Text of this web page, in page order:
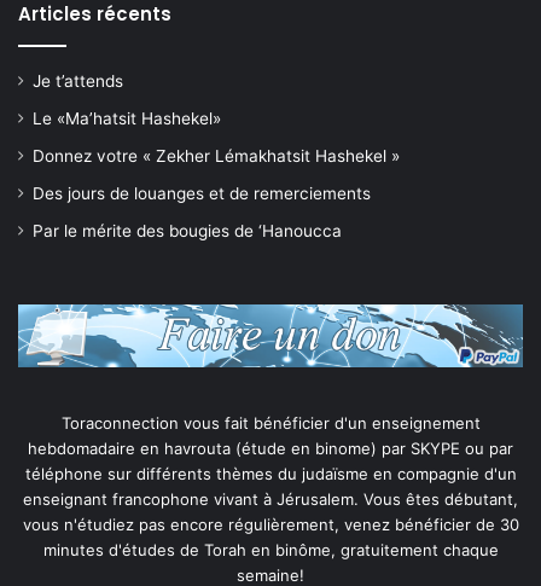
Articles récents
Je t’attends
Le «Ma’hatsit Hashekel»
Donnez votre « Zekher Lémakhatsit Hashekel »
Des jours de louanges et de remerciements
Par le mérite des bougies de ‘Hanoucca
Toraconnection vous fait bénéficier d'un enseignement
hebdomadaire en havrouta (étude en binome) par SKYPE ou par
téléphone sur différents thèmes du judaïsme en compagnie d'un
enseignant francophone vivant à Jérusalem. Vous êtes débutant,
vous n'étudiez pas encore régulièrement, venez bénéficier de 30
minutes d'études de Torah en binôme, gratuitement chaque
semaine!